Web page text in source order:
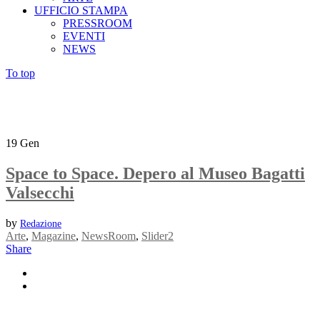
UFFICIO STAMPA
PRESSROOM
EVENTI
NEWS
To top
19 Gen
Space to Space. Depero al Museo Bagatti
Valsecchi
by Redazione
Arte, Magazine, NewsRoom, Slider2
Share